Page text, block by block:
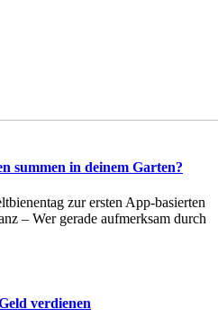
summen in deinem Garten?
zur ersten App-basierten
– Wer gerade aufmerksam durch
verdienen